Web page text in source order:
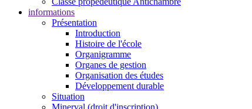
informations
Présentation
Introduction
Histoire de l'école
Organigramme
Organes de gestion
Organisation des études
Développement durable
Situation
Minerval (droit d'inscription)